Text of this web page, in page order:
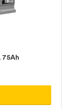
75Ah